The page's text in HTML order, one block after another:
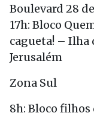
Boulevard 28
17h: Bloco
cagueta! – Ilha
Jerusalém
Zona Sul
8h: Bloco